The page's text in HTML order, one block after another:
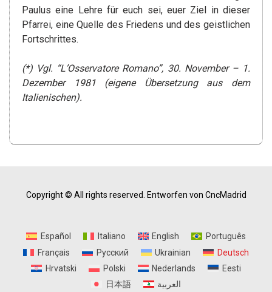
Paulus eine Lehre für euch sei, euer Ziel in dieser
Pfarrei, eine Quelle des Friedens und des geistlichen
Fortschrittes.
(*) Vgl. “L’Osservatore Romano”, 30. November – 1.
Dezember 1981 (eigene Übersetzung aus dem
Italienischen).
Copyright © All rights reserved. Entworfen von CncMadrid
Español Italiano English
Português
Français
Русский Ukrainian
Deutsch
Hrvatski
Polski Nederlands
Eesti
日本語
العربية